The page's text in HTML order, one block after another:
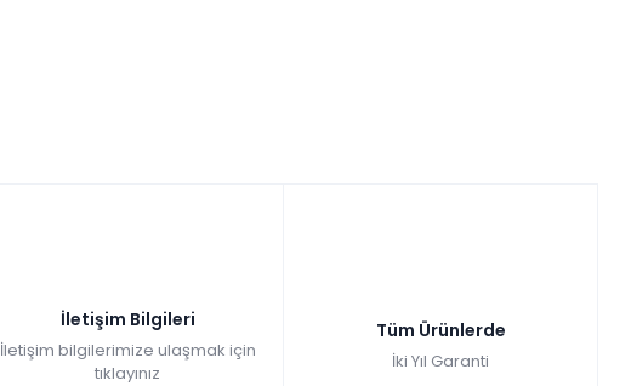
İletişim Bilgileri
İletişim bilgilerimize ulaşmak için
tıklayınız
Tüm Ürünlerde
İki Yıl Garanti